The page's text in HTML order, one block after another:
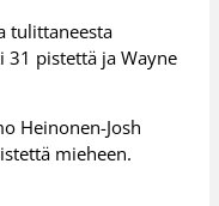
tulittaneesta
31 pistettä ja Wayne
Heinonen-Josh
mieheen.